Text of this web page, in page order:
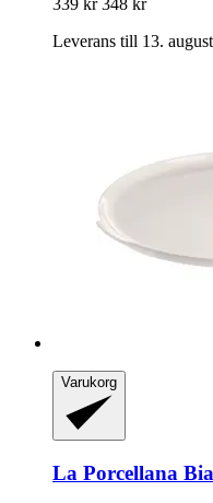
339 kr 348 kr
Leverans till 13.
Varukorg
La Porcellana